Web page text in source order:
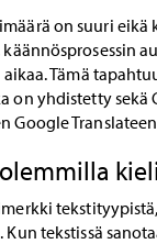
on suuri eikä
Tämä
on yhdistetty sekä
Google
tekstissä